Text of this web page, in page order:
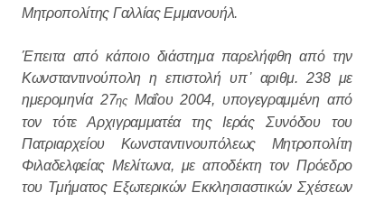
Μητροπολίτης Γαλλίας Εμμανουήλ.
Έπειτα από κάποιο διάστημα παρελήφθη από την
Κωνσταντινούπολη η επιστολή υπ᾽ αριθμ. 238 με
ημερομηνία 27ηςΜαΐου 2004, υπογεγραμμένη από
τον τότε Αρχιγραμματέα της Ιεράς Συνόδου του
Πατριαρχείου Κωνσταντινουπόλεως Μητροπολίτη
Φιλαδελφείας Μελίτωνα, με αποδέκτη τον Πρόεδρο
του Τμήματος Εξωτερικών Εκκλησιαστικών Σχέσεων